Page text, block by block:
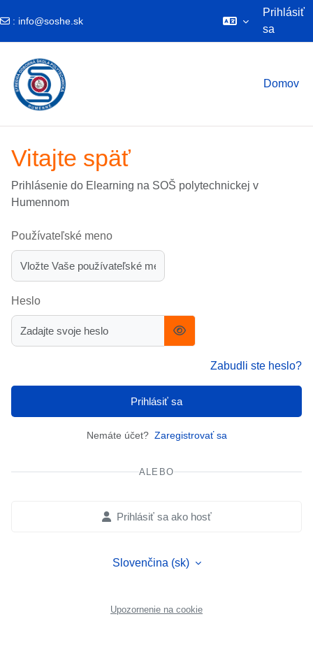
: info@soshe.sk
Prihlásiť
sa
Domov
Vitajte späť
Prihlásenie do Elearning na SOŠ polytechnickej v
Humennom
Používateľské meno
Heslo
Zabudli ste heslo?
Prihlásiť sa
Nemáte účet? Zaregistrovať sa
ALEBO
Prihlásiť sa ako hosť
Slovenčina ‎(sk)‎
Upozornenie na cookie